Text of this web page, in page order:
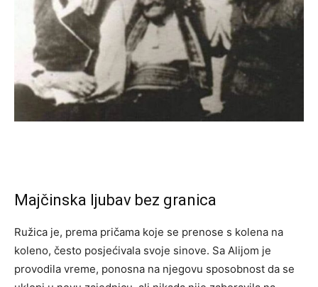
Majčinska ljubav bez granica
Ružica je, prema pričama koje se prenose s kolena na
koleno, često posjećivala svoje sinove. Sa Alijom je
provodila vreme, ponosna na njegovu sposobnost da se